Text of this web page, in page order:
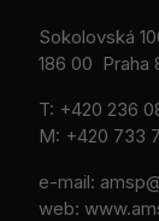
Sokolovská
186 00 Praha
T: +420 236
M: +420 733
e-mail:
web: